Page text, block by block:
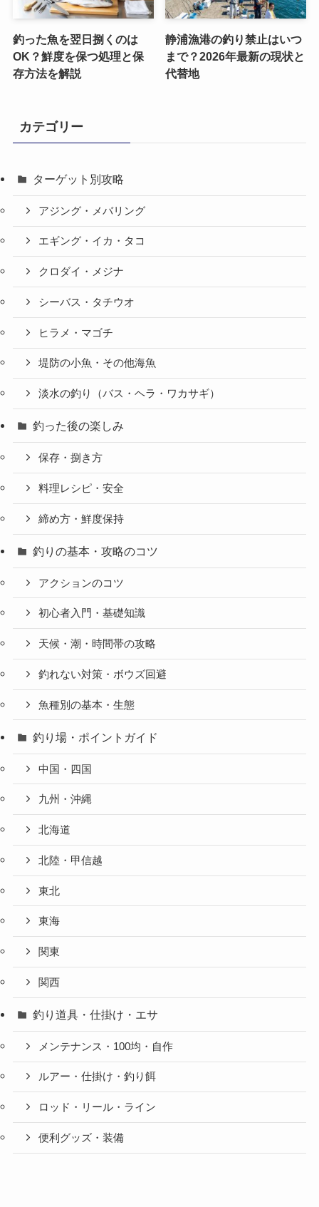
釣った魚を翌日捌くのは
OK？鮮度を保つ処理と保
存方法を解説
静浦漁港の釣り禁止はいつ
まで？2026年最新の現状と
代替地
カテゴリー
ターゲット別攻略
アジング・メバリング
エギング・イカ・タコ
クロダイ・メジナ
シーバス・タチウオ
ヒラメ・マゴチ
堤防の小魚・その他海魚
淡水の釣り（バス・ヘラ・ワカサギ）
釣った後の楽しみ
保存・捌き方
料理レシピ・安全
締め方・鮮度保持
釣りの基本・攻略のコツ
アクションのコツ
初心者入門・基礎知識
天候・潮・時間帯の攻略
釣れない対策・ボウズ回避
魚種別の基本・生態
釣り場・ポイントガイド
中国・四国
九州・沖縄
北海道
北陸・甲信越
東北
東海
関東
関西
釣り道具・仕掛け・エサ
メンテナンス・100均・自作
ルアー・仕掛け・釣り餌
ロッド・リール・ライン
便利グッズ・装備